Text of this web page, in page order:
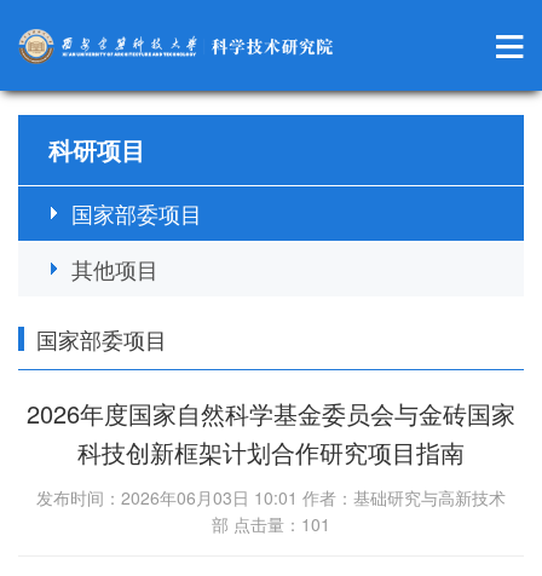
科研项目
国家部委项目
其他项目
国家部委项目
2026年度国家自然科学基金委员会与金砖国家
科技创新框架计划合作研究项目指南
发布时间：2026年06月03日 10:01 作者：基础研究与高新技术
部 点击量： 101